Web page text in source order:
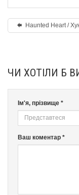
Haunted Heart /
ЧИ ХОТІЛИ Б
Ім'я, прізвище *
Ваш коментар *